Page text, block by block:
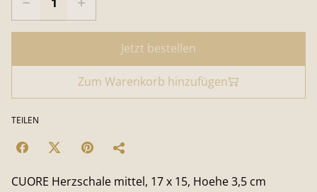
Jetzt bestellen
Zum Warenkorb hinzufügen
TEILEN
CUORE Herzschale mittel, 17 x 15, Hoehe 3,5 cm